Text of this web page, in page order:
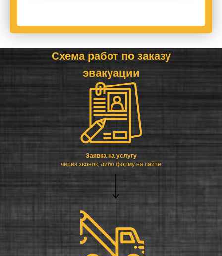
Заявка на услугу
через звонок, либо форму на сайте
Схема работ по заказу
эвакуации